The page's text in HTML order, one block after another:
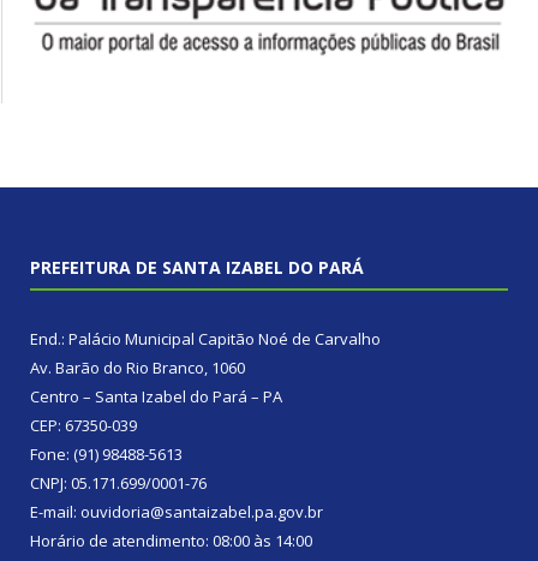
PREFEITURA DE SANTA IZABEL DO PARÁ
End.: Palácio Municipal Capitão Noé de Carvalho
Av. Barão do Rio Branco, 1060
Centro – Santa Izabel do Pará – PA
CEP: 67350-039
Fone: (91) 98488-5613
CNPJ: 05.171.699/0001-76
E-mail: ouvidoria@santaizabel.pa.gov.br
Horário de atendimento: 08:00 às 14:00